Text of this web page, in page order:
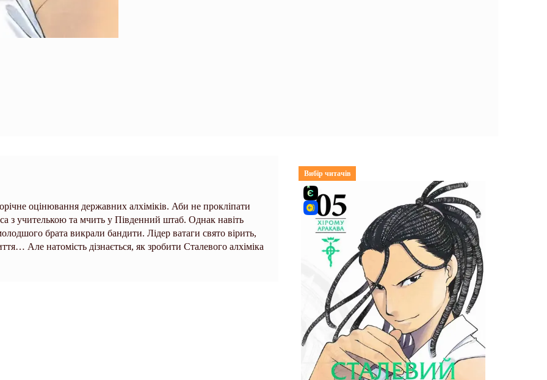
оцінювання державних алхіміків. Аби не прокліпати
з учителькою та мчить у Південний штаб. Однак навіть
брата викрали бандити. Лідер ватаги свято вірить,
Але натомість дізнається, як зробити Сталевого алхіміка
Вибір читачів